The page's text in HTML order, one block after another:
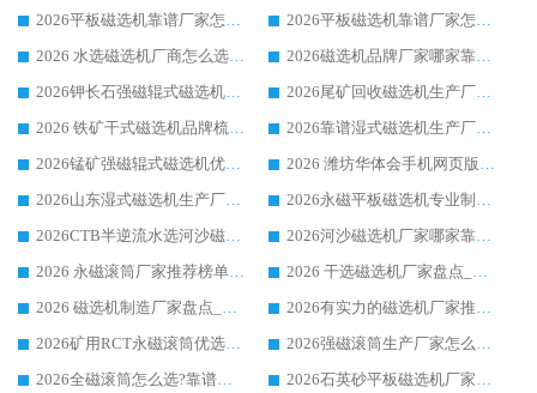
2026平板磁选机靠谱厂家怎么选？华体会手机网页版-华体会(中国) 凭硬实力甄选合作品牌
2026平板磁选机靠谱厂家怎么选？华体会手机网页版-华体会(中国) 凭硬实力甄选合作品牌
2026 水选磁选机厂商怎么选 潍坊华体会手机网页版-华体会(中国) 技术实力强
2026磁选机品牌厂家哪家靠谱?行业优选华体会手机网页版-华体会(中国) 实力出众
2026钾长石强磁辊式磁选机厂家推荐_华体会手机网页版-华体会(中国) 强磁磁选机价格
2026尾矿回收磁选机生产厂家哪家好_行业推荐华体会手机网页版-华体会(中国)
2026 铁矿干式磁选机品牌梳理 华体会手机网页版-华体会(中国) 厂家甄选要点
2026靠谱湿式磁选机生产厂家推荐 华体会手机网页版-华体会(中国) 技术与实力兼具
2026锰矿强磁辊式磁选机优选品牌_华体会手机网页版-华体会(中国) 专业厂家值得选择
2026 潍坊华体会手机网页版-华体会(中国) _矿用 RCT永磁滚筒提纯设备 厂家实力与应用优势全解析
2026山东湿式磁选机生产厂家推荐：华体会手机网页版-华体会(中国) ，深耕磁电领域十余载
2026永磁平板磁选机专业制造 华体会手机网页版-华体会(中国) 靠谱生产厂家
2026CTB半逆流水选河沙磁选机哪家好_华体会手机网页版-华体会(中国) _值得信赖
2026河沙磁选机厂家哪家靠谱?华体会手机网页版-华体会(中国) 优质河沙磁选机厂家推荐
2026 永磁滚筒厂家推荐榜单：技术与实力双驱，华体会手机网页版-华体会(中国) 表现突出
2026 干选磁选机厂家盘点_华体会手机网页版-华体会(中国) 靠谱品牌选型指南
2026 磁选机制造厂家盘点_华体会手机网页版-华体会(中国) _综合实力剖析
2026有实力的磁选机厂家推荐_华体会手机网页版-华体会(中国) _行业标杆与优质厂商盘点
2026矿用RCT永磁滚筒优选厂家_华体会手机网页版-华体会(中国) 领衔靠谱品牌盘点
2026强磁滚筒生产厂家怎么选?行业口碑推荐华体会手机网页版-华体会(中国)
2026全磁滚筒怎么选?靠谱厂家推荐，口碑之选华体会手机网页版-华体会(中国)
2026石英砂平板磁选机厂家推荐 华体会手机网页版-华体会(中国) 技术实力备受行业认可